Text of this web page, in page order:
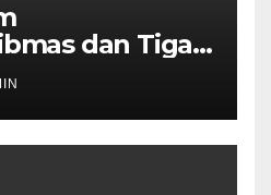
dan Tiga
Ungaran
Warga
Ronda